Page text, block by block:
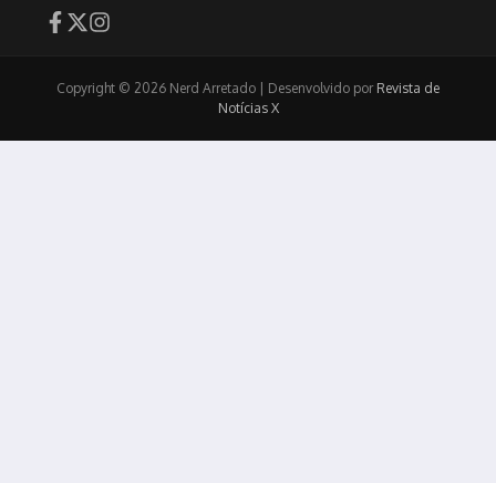
Copyright © 2026 Nerd Arretado | Desenvolvido por Revista de
Notícias X